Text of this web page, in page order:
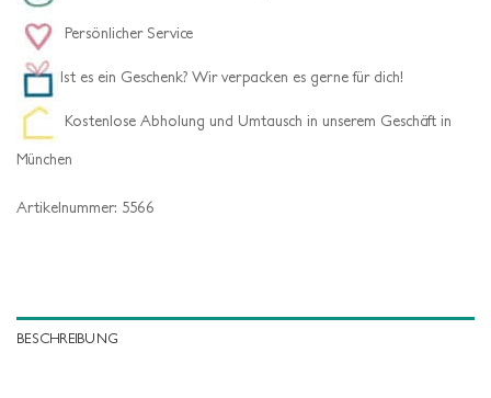
Persönlicher Service
Ist es ein Geschenk? Wir verpacken es gerne für dich!
Kostenlose Abholung und Umtausch in unserem Geschäft in
München
Artikelnummer: 5566
BESCHREIBUNG